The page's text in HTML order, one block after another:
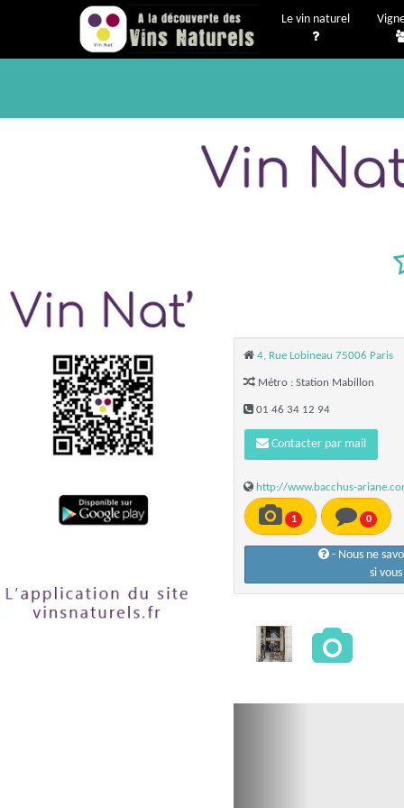
Le vin naturel
4, Rue Lobineau 75006 Paris
Métro : Station Mabillon
01 46 34 12 94
Contacter par mail
http://www.bacchus-
1 0
- Nous ne
si